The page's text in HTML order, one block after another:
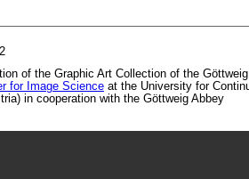
of the Graphic Art Collection of the
for Image Science at the University for
in cooperation with the Göttweig Abbey